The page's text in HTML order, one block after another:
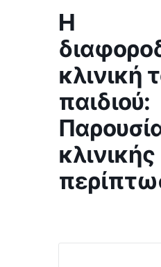
Η
κλινική
παιδιού:
κλινικής